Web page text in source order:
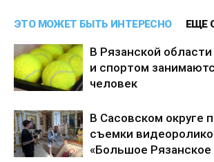
ЭТО МОЖЕТ БЫТЬ ИНТЕРЕСНО ЕЩЕ
В Рязанской
и спортом
человек
В Сасовском округе
съемки
«Большое Рязанское